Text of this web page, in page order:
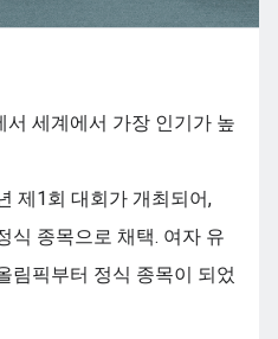
ES
세계에서 가장 인기가 높
제1회 대회가 개최되어,
식 종목으로 채택. 여자 유
림픽부터 정식 종목이 되었